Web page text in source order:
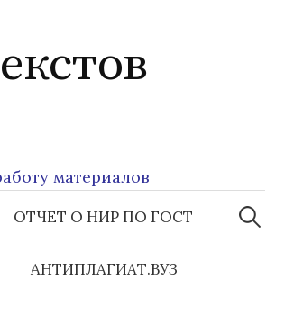
материалов
ОТЧЕТ О НИР ПО ГОСТ
АНТИПЛАГИАТ.ВУЗ
Найти: